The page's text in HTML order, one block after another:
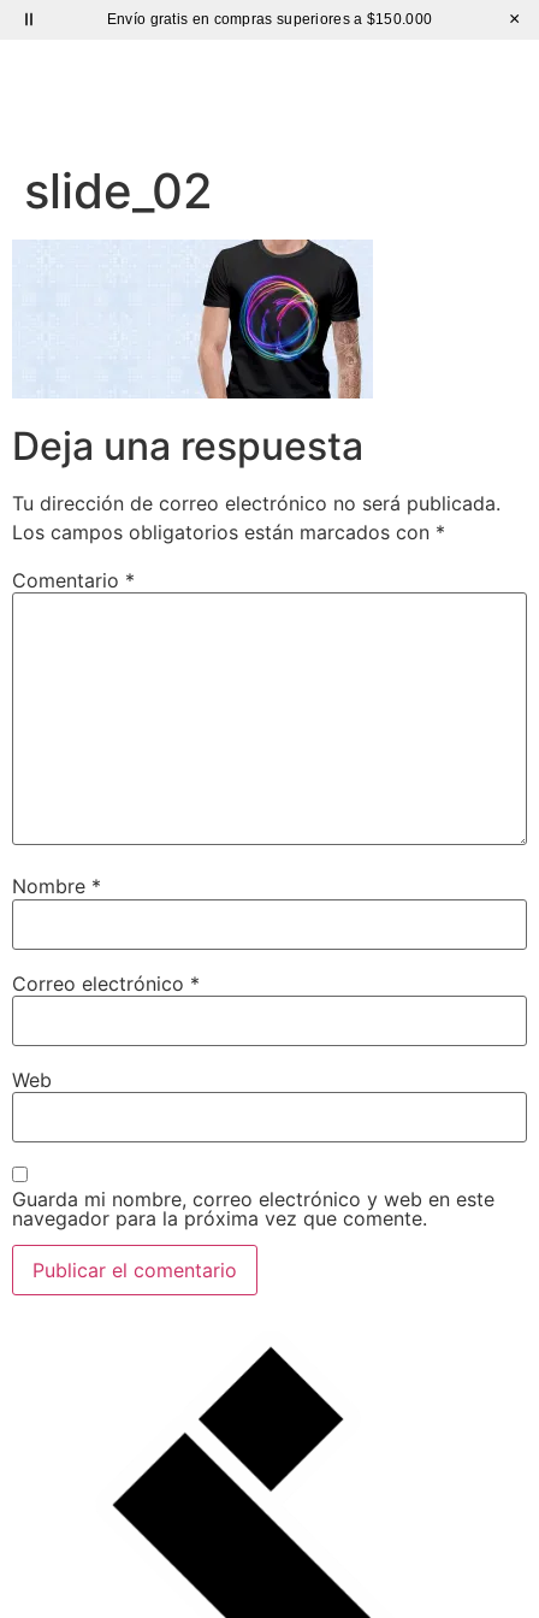
Envío gratis en compras superiores a $150.000 ×
slide_02
Deja una respuesta
Tu dirección de correo electrónico no será publicada.
Los campos obligatorios están marcados con *
Comentario *
Nombre *
Correo electrónico *
Web
Guarda mi nombre, correo electrónico y web en este
navegador para la próxima vez que comente.